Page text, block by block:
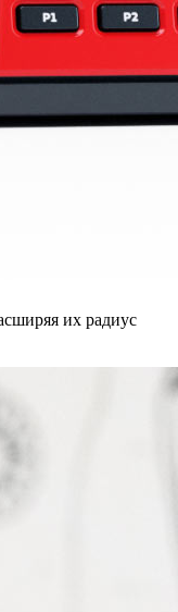
их радиус